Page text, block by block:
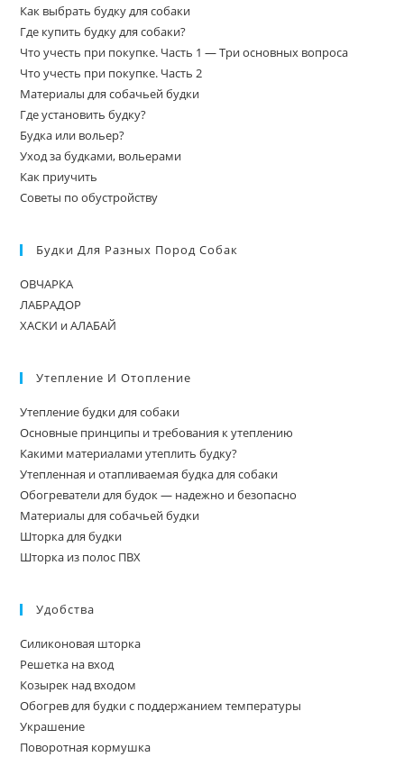
Как выбрать будку для собаки
Где купить будку для собаки?
Что учесть при покупке. Часть 1 — Три основных вопроса
Что учесть при покупке. Часть 2
Материалы для собачьей будки
Где установить будку?
Будка или вольер?
Уход за будками, вольерами
Как приучить
Советы по обустройству
Будки Для Разных Пород Собак
ОВЧАРКА
ЛАБРАДОР
ХАСКИ и АЛАБАЙ
Утепление И Отопление
Утепление будки для собаки
Основные принципы и требования к утеплению
Какими материалами утеплить будку?
Утепленная и отапливаемая будка для собаки
Обогреватели для будок — надежно и безопасно
Материалы для собачьей будки
Шторка для будки
Шторка из полос ПВХ
Удобства
Силиконовая шторка
Решетка на вход
Козырек над входом
Обогрев для будки с поддержанием температуры
Украшение
Поворотная кормушка